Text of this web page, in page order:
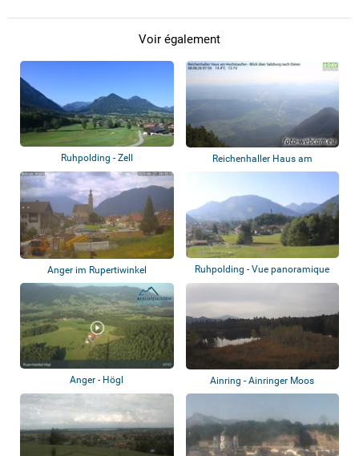
Voir également
Ruhpolding - Zell
Reichenhaller Haus am
Hochstaufen - Salz...
Anger im Rupertiwinkel Ruhpolding - Vue panoramique
Anger - Högl Ainring - Ainringer Moos